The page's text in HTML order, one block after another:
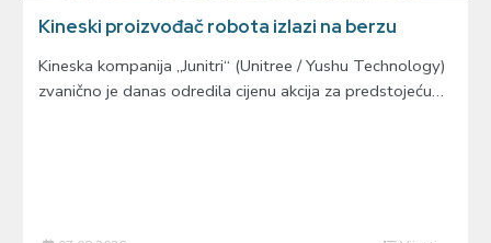
Kineski proizvođač robota izlazi na berzu
Kineska kompanija „Junitri“ (Unitree / Yushu Technology)
zvanično je danas odredila cijenu akcija za predstojeću…